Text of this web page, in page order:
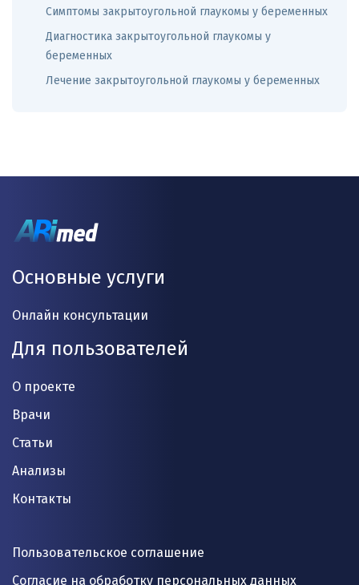
Симптомы закрытоугольной глаукомы у беременных
Диагностика закрытоугольной глаукомы у
беременных
Лечение закрытоугольной глаукомы у беременных
Основные услуги
Онлайн консультации
Для пользователей
О проекте
Врачи
Статьи
Анализы
Контакты
Пользовательское соглашение
Согласие на обработку персональных данных